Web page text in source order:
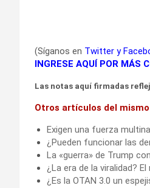
(Síganos en Twitter y
INGRESE AQUÍ POR MÁS
Las notas aquí firmadas
Otros artículos del
Exigen una fuerza
¿Pueden funcionar las
La «guerra» de Trump
¿La era de la viralidad?
¿Es la OTAN 3.0 un